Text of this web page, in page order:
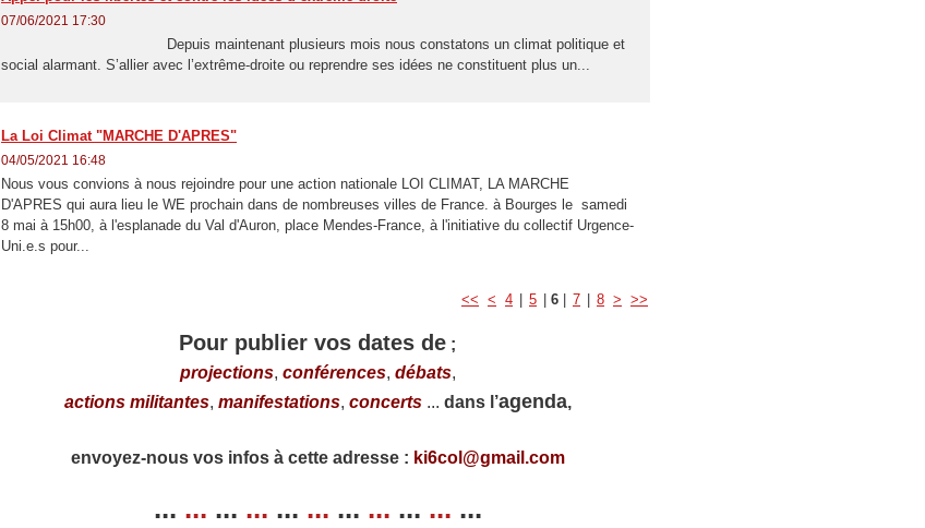
07/06/2021 17:30
Depuis maintenant plusieurs mois nous constatons un climat politique et
social alarmant. S’allier avec l’extrême-droite ou reprendre ses idées ne constituent plus un...
La Loi Climat "MARCHE D'APRES"
04/05/2021 16:48
Nous vous convions à nous rejoindre pour une action nationale LOI CLIMAT, LA MARCHE
D'APRES qui aura lieu le WE prochain dans de nombreuses villes de France. à Bourges le samedi
8 mai à 15h00, à l'esplanade du Val d'Auron, place Mendes-France, à l'initiative du collectif Urgence-
Uni.e.s pour...
<< < 4 5 6 7 8 > >>
Pour publier vos dates de ;
projections, conférences, débats,
actions militantes, manifestations, concerts... dans l’agenda,
envoyez-nous vos infos à cette adresse : ki6col@gmail.com
... ... ... ... ... ... ... ... ... ... ...